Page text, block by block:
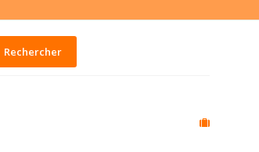
Rechercher